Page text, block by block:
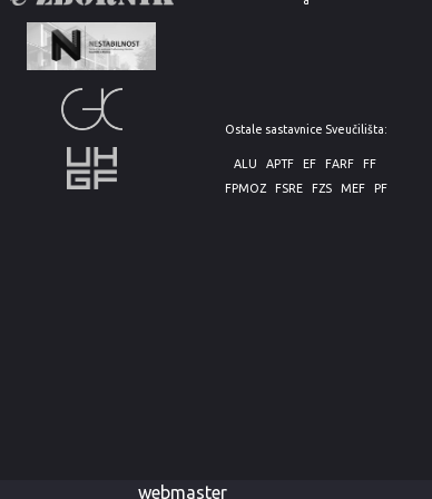
Ostale sastavnice Sveučilišta:
ALU APTF EF FARF
FF
FPMOZ
FSRE FZS MEF PF
webmaster